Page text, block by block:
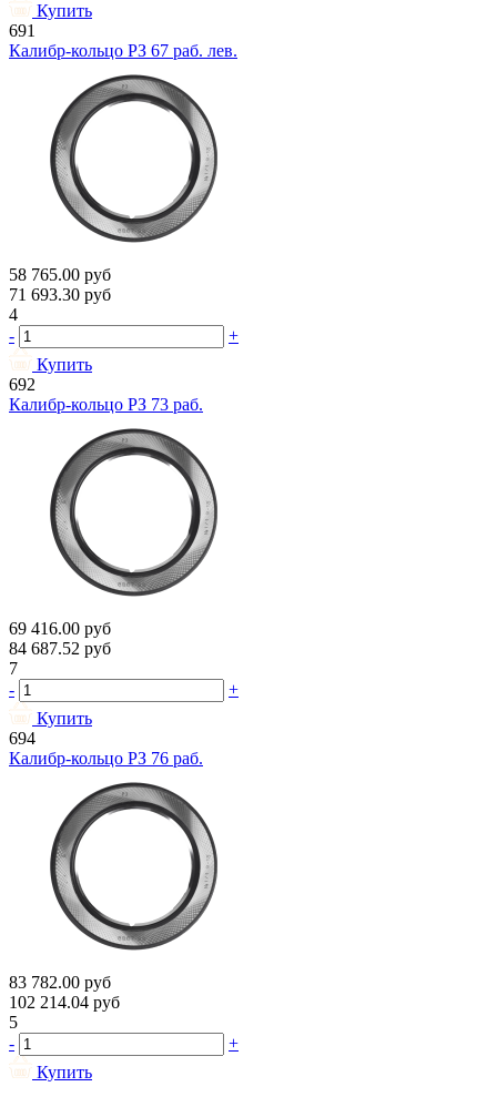
Купить
691
Калибр-кольцо РЗ 67 раб. лев.
58 765.00 руб
71 693.30 руб
4
-
+
Купить
692
Калибр-кольцо РЗ 73 раб.
69 416.00 руб
84 687.52 руб
7
-
+
Купить
694
Калибр-кольцо РЗ 76 раб.
83 782.00 руб
102 214.04 руб
5
-
+
Купить